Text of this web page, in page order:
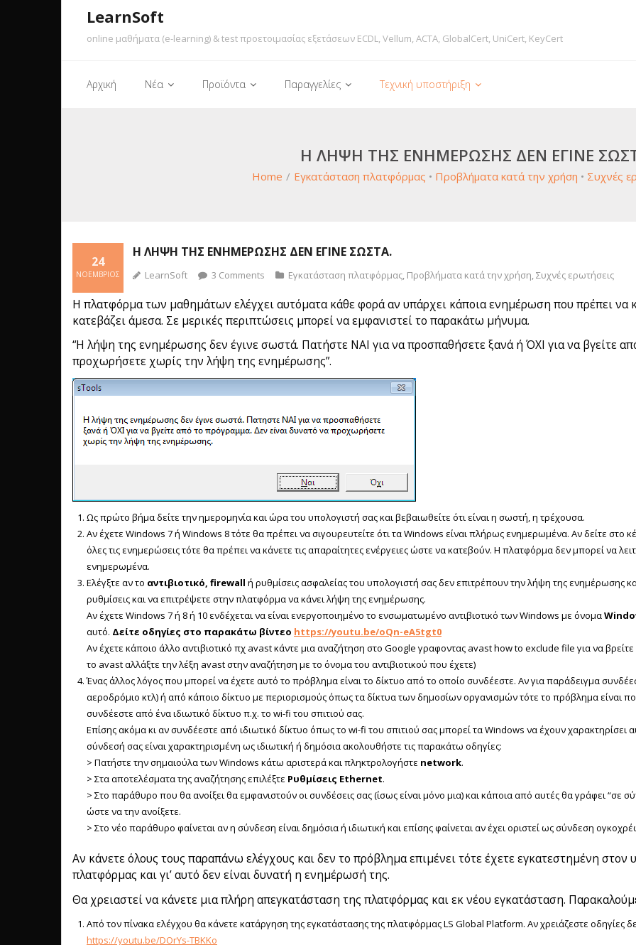
LearnSoft
online μαθήματα (e-learning) & test προετοιμασίας εξετάσεων ECDL, Vellum, ACTA, GlobalCert, UniCert, KeyCert
Αρχική Νέα Προϊόντα Παραγγελίες Τεχνική υποστήριξη
Η ΛΉΨΗ ΤΗΣ ΕΝΗΜΈΡΩΣΗΣ ΔΕΝ ΈΓΙΝΕ
Home / Εγκατάσταση πλατφόρμας • Προβλήματα κατά την χρήση • Συχνές
Η ΛΉΨΗ ΤΗΣ ΕΝΗΜΈΡΩΣΗΣ ΔΕΝ ΈΓΙΝΕ ΣΩΣΤΆ.
24
ΝΟΈΜΒΡΙΟΣ LearnSoft 3 Comments Εγκατάσταση πλατφόρμας, Προβλήματα κατά την χρήση,Συχνές ερωτήσεις
Η πλατφόρμα των μαθημάτων ελέγχει αυτόματα κάθε φορά αν υπάρχει κάποια ενημέρωση που πρέπει να
κατεβάζει άμεσα. Σε μερικές περιπτώσεις μπορεί να εμφανιστεί το παρακάτω μήνυμα.
“Η λήψη της ενημέρωσης δεν έγινε σωστά. Πατήστε ΝΑΙ για να προσπαθήσετε ξανά ή ΌΧΙ για να βγείτε
προχωρήσετε χωρίς την λήψη της ενημέρωσης”.
Ως πρώτο βήμα δείτε την ημερομηνία και ώρα του υπολογιστή σας και βεβαιωθείτε ότι είναι η σωστή, η τρέχουσα.
Αν έχετε Windows 7 ή Windows 8 τότε θα πρέπει να σιγουρευτείτε ότι τα Windows είναι πλήρως ενημερωμένα. Αν δείτε
όλες τις ενημερώσεις τότε θα πρέπει να κάνετε τις απαραίτητες ενέργειες ώστε να κατεβούν. Η πλατφόρμα δεν μπορεί να
ενημερωμένα.
Ελέγξτε αν το αντιβιοτικό, firewall ή ρυθμίσεις ασφαλείας του υπολογιστή σας δεν επιτρέπουν την λήψη της ενημέρωσης
ρυθμίσεις και να επιτρέψετε στην πλατφόρμα να κάνει λήψη της ενημέρωσης.
Αν έχετε Windows 7 ή 8 ή 10 ενδέχεται να είναι ενεργοποιημένο το ενσωματωμένο αντιβιοτικό των Windows με όνομα
αυτό. Δείτε οδηγίες στο παρακάτω βίντεο https://youtu.be/oQn-eA5tgt0
Αν έχετε κάποιο άλλο αντιβιοτικό πχ avast κάντε μια αναζήτηση στο Google γραφοντας avast how to exclude file για να βρείτε
το avast αλλάξτε την λέξη avast στην αναζήτηση με το όνομα του αντιβιοτικού που έχετε)
Ένας άλλος λόγος που μπορεί να έχετε αυτό το πρόβλημα είναι το δίκτυο από το οποίο συνδέεστε. Αν για παράδειγμα
αεροδρόμιο κτλ) ή από κάποιο δίκτυο με περιορισμούς όπως τα δίκτυα των δημοσίων οργανισμών τότε το πρόβλημα είναι
συνδέεστε από ένα ιδιωτικό δίκτυο π.χ. το wi-fi του σπιτιού σας.
Επίσης ακόμα κι αν συνδέεστε από ιδιωτικό δίκτυο όπως το wi-fi του σπιτιού σας μπορεί τα Windows να έχουν
σύνδεσή σας είναι χαρακτηρισμένη ως ιδιωτική ή δημόσια ακολουθήστε τις παρακάτω οδηγίες:
> Πατήστε την σημαιούλα των Windows κάτω αριστερά και πληκτρολογήστε network.
> Στα αποτελέσματα της αναζήτησης επιλέξτε Ρυθμίσεις Ethernet.
> Στο παράθυρο που θα ανοίξει θα εμφανιστούν οι συνδέσεις σας (ίσως είναι μόνο μια) και κάποια από αυτές θα γράφει “σε
ώστε να την ανοίξετε.
> Στο νέο παράθυρο φαίνεται αν η σύνδεση είναι δημόσια ή ιδιωτική και επίσης φαίνεται αν έχει οριστεί ως σύνδεση
Αν κάνετε όλους τους παραπάνω ελέγχους και δεν το πρόβλημα επιμένει τότε έχετε εγκατεστημένη στον
πλατφόρμας και γι’ αυτό δεν είναι δυνατή η ενημέρωσή της.
Θα χρειαστεί να κάνετε μια πλήρη απεγκατάσταση της πλατφόρμας και εκ νέου εγκατάσταση.
Από τον πίνακα ελέγχου θα κάνετε κατάργηση της εγκατάστασης της πλατφόρμας LS Global Platform. Αν χρειάζεστε οδηγίες
https://youtu.be/DOrYs-TBKKo